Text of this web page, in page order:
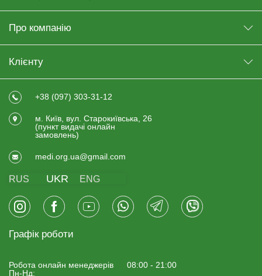
Про компанію
Клієнту
+38 (097) 303-31-12
м. Київ, вул. Старокиївська, 26
(пункт видачi онлайн
замовлень)
medi.org.ua@gmail.com
RUS UKR ENG
Графік роботи
Робота онлайн менеджерiв
Пн-Нд:
08:00 - 21:00